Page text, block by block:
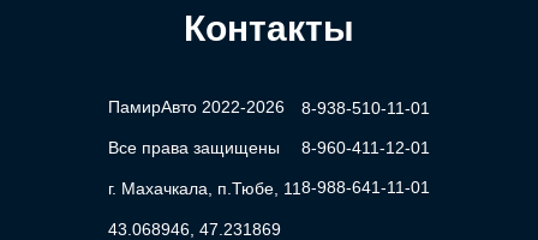
Контакты
ПамирАвто 2022-2026
Все права защищены
г. Махачкала, п.Тюбе, 11
43.068946, 47.231869
8-938-510-11-01
8-960-411-12-01
8-988-641-11-01